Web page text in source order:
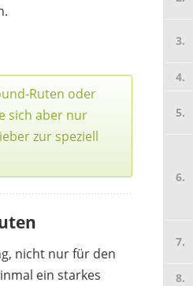
Ruten oder
sich aber nur
zur speziell
nicht nur für den
ein starkes